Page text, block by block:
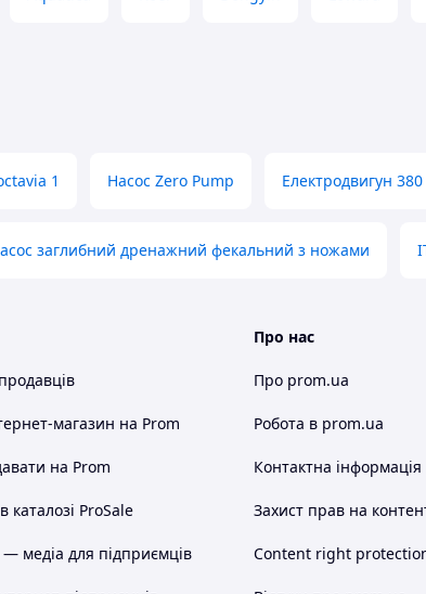
виконання «ХО» - 250°C.
без від'єднання самого корпусу насоса від
ремонту на об'єкті.
що знаходиться строго по осі вала
муфти, яка з'єднує вал насоса з валом
роботи насосного агрегату. Насосні агрегати
електродвигунами за бажанням
пожежної безпеки.
1 Насос Zero Pump Електродвигун
заглибний дренажний фекальний з ножами
магазин на Prom
на Prom
каталозі ProSale
медіа для підприємців
Про нас
Про prom.ua
Робота в prom.ua
Контактна інформація
Захист прав на
Content right